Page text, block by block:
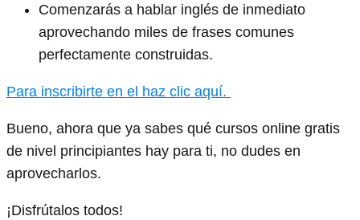
Comenzarás a hablar inglés de inmediato
aprovechando miles de frases comunes
perfectamente construidas.
Para inscribirte en el haz clic aquí.
Bueno, ahora que ya sabes qué cursos online gratis
de nivel principiantes hay para ti, no dudes en
aprovecharlos.
¡Disfrútalos todos!